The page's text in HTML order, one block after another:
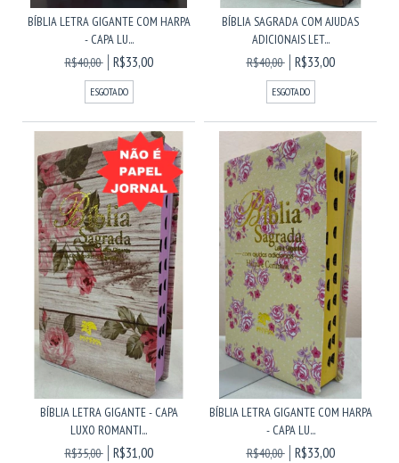
BÍBLIA LETRA GIGANTE COM HARPA
- CAPA LU...
R$40,00
R$33,00
ESGOTADO
BÍBLIA SAGRADA COM AJUDAS
ADICIONAIS LET...
R$40,00
R$33,00
ESGOTADO
BÍBLIA LETRA GIGANTE - CAPA
LUXO ROMANTI...
R$35,00
R$31,00
BÍBLIA LETRA GIGANTE COM HARPA
- CAPA LU...
R$40,00
R$33,00